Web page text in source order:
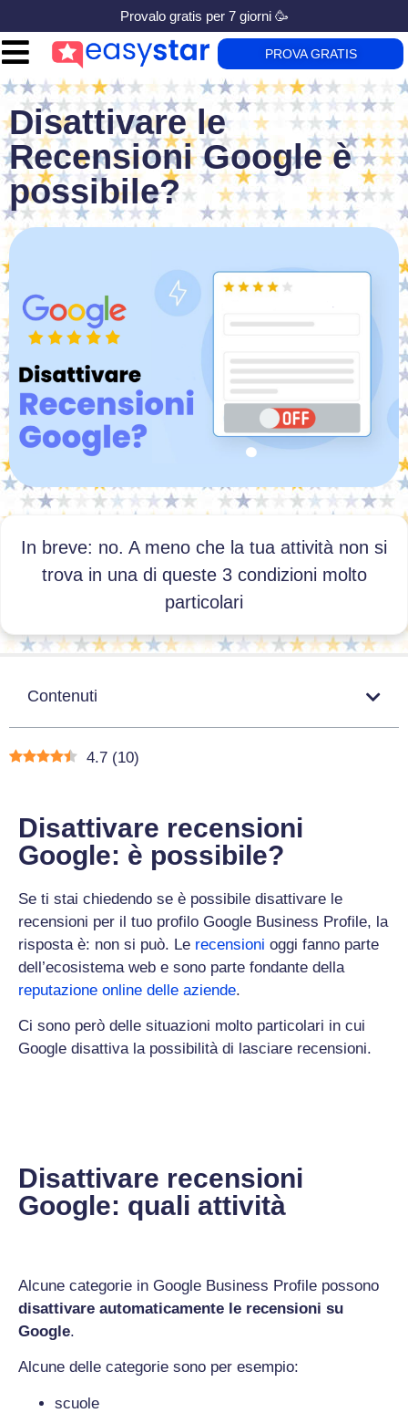
Provalo gratis per 7 giorni 🥳
PROVA GRATIS
Disattivare le
Recensioni Google è
possibile?
In breve: no. A meno che la tua attività non si
trova in una di queste 3 condizioni molto
particolari
Contenuti
4.7 (10)
Disattivare recensioni
Google: è possibile?
Se ti stai chiedendo se è possibile disattivare le
recensioni per il tuo profilo Google Business Profile, la
risposta è: non si può. Le recensioni oggi fanno parte
dell’ecosistema web e sono parte fondante della
reputazione online delle aziende.
Ci sono però delle situazioni molto particolari in cui
Google disattiva la possibilità di lasciare recensioni.
Disattivare recensioni
Google: quali attività
Alcune categorie in Google Business Profile possono
disattivare automaticamente le recensioni su
Google.
Alcune delle categorie sono per esempio:
scuole